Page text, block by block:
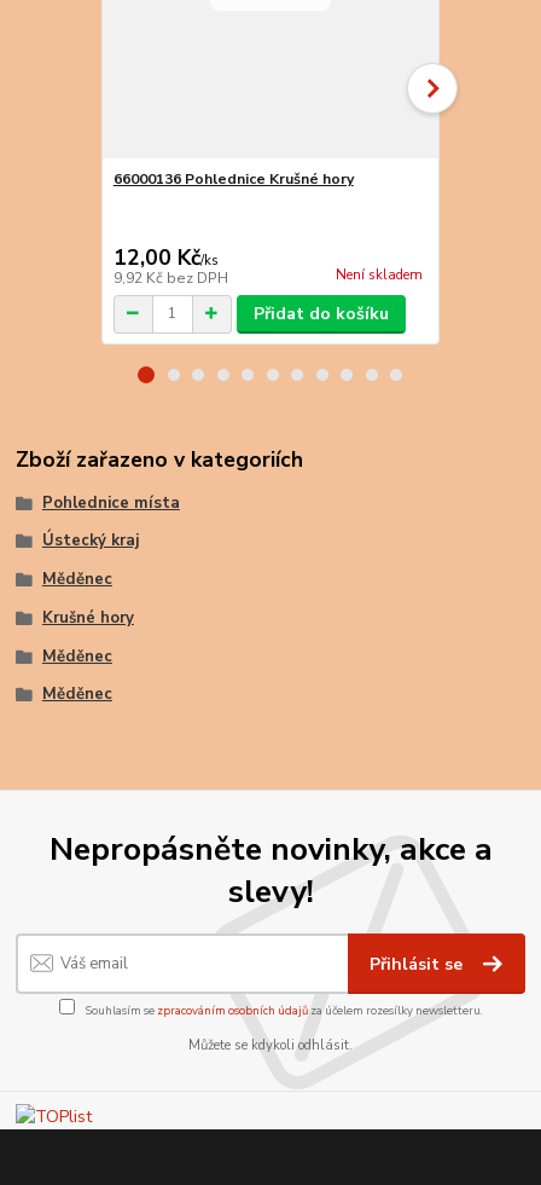
66000136 Pohlednice Krušné hory
12,00 Kč/ks
9,92 Kč bez DPH Není skladem
Přidat do košíku
Zboží zařazeno v kategoriích
Pohlednice místa
Ústecký kraj
Měděnec
Krušné hory
Měděnec
Měděnec
Nepropásněte novinky, akce a
slevy!
Přihlásit se
Souhlasím se zpracováním osobních údajůza účelem rozesílky newsletteru.
Můžete se kdykoli odhlásit.